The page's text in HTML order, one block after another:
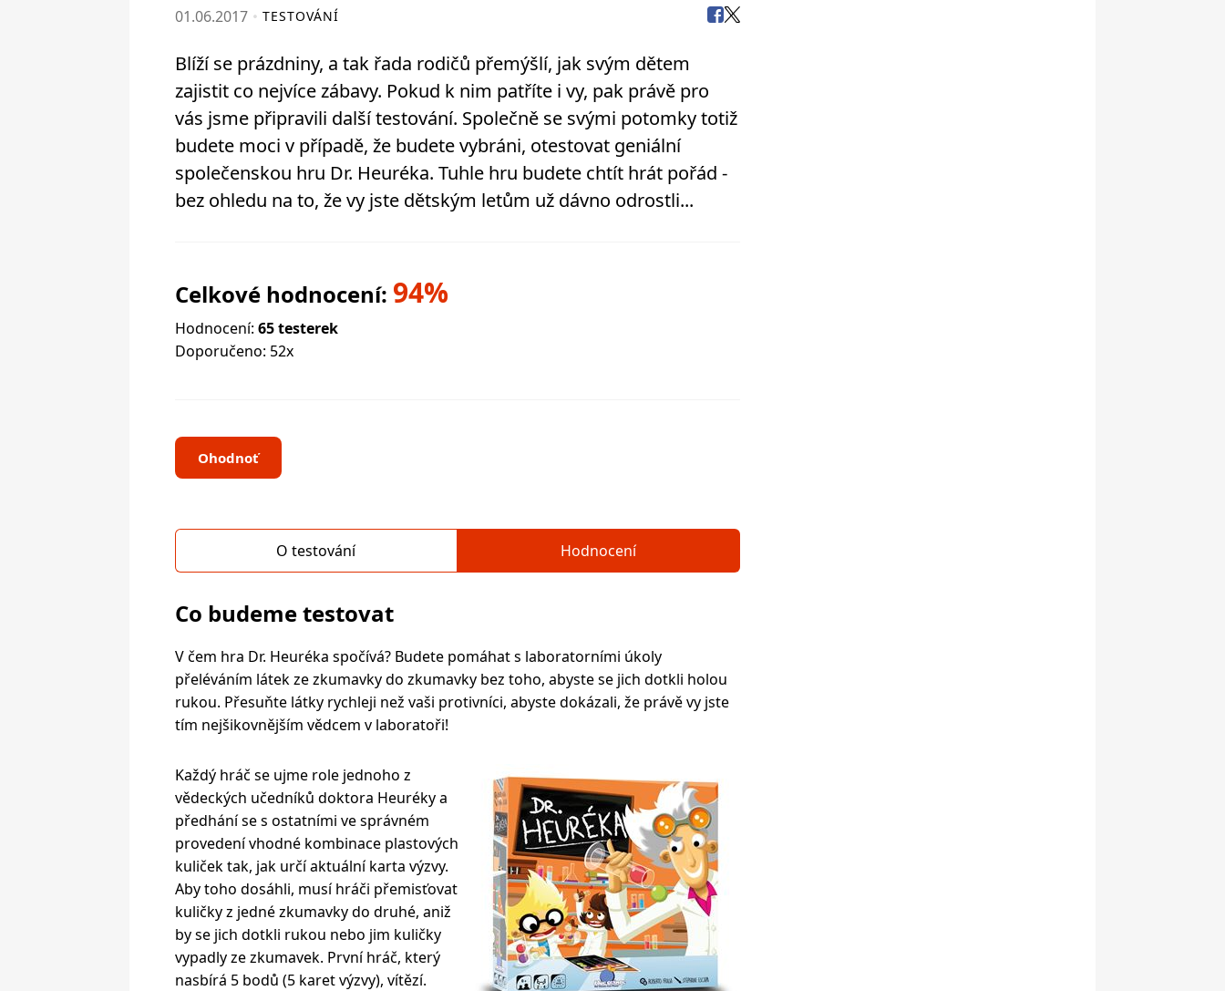
01.06.2017 TESTOVÁNÍ
Blíží se prázdniny, a tak řada rodičů přemýšlí, jak svým dětem
zajistit co nejvíce zábavy. Pokud k nim patříte i vy, pak právě pro
vás jsme připravili další testování. Společně se svými potomky totiž
budete moci v případě, že budete vybráni, otestovat geniální
společenskou hru Dr. Heuréka. Tuhle hru budete chtít hrát pořád -
bez ohledu na to, že vy jste dětským letům už dávno odrostli...
Celkové hodnocení: 94%
Hodnocení: 65 testerek
Doporučeno: 52x
Ohodnoť
O testování Hodnocení
Co budeme testovat
V čem hra Dr. Heuréka spočívá? Budete pomáhat s laboratorními úkoly
přeléváním látek ze zkumavky do zkumavky bez toho, abyste se jich dotkli holou
rukou. Přesuňte látky rychleji než vaši protivníci, abyste dokázali, že právě vy jste
tím nejšikovnějším vědcem v laboratoři!
Každý hráč se ujme role jednoho z
vědeckých učedníků doktora Heuréky a
předhání se s ostatními ve správném
provedení vhodné kombinace plastových
kuliček tak, jak určí aktuální karta výzvy.
Aby toho dosáhli, musí hráči přemisťovat
kuličky z jedné zkumavky do druhé, aniž
by se jich dotkli rukou nebo jim kuličky
vypadly ze zkumavek. První hráč, který
nasbírá 5 bodů (5 karet výzvy), vítězí.